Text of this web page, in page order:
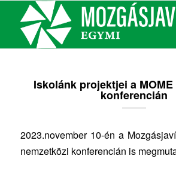
Iskolánk projektjei a
konferencián
2023.november 10-én a
nemzetközi konferencián is